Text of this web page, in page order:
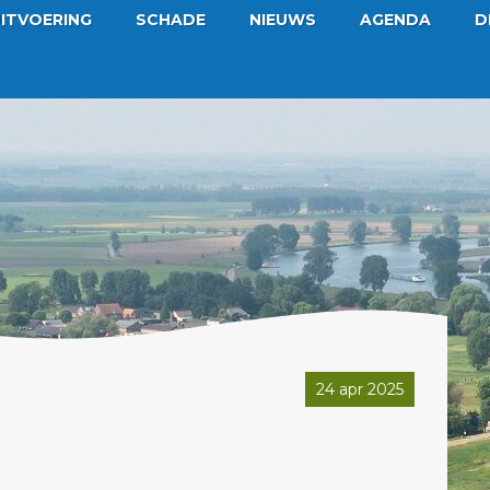
SCHADE NIEUWS AGENDA
24 apr 2025